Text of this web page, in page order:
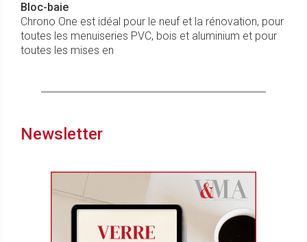
Bloc-baie
Chrono One est idéal pour le neuf et la rénovation, pour
toutes les menuiseries PVC, bois et aluminium et pour
toutes les mises en
Newsletter